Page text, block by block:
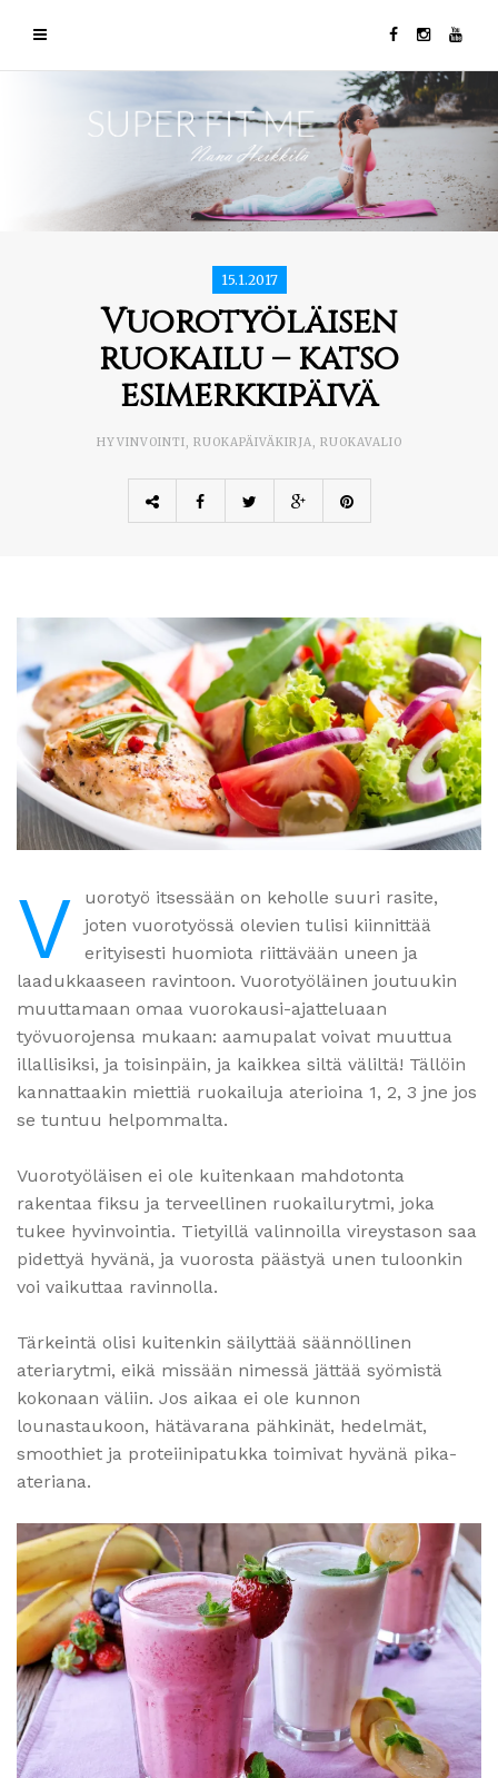
15.1.2017
Vuorotyöläisen
ruokailu – katso
esimerkkipäivä
HYVINVOINTI, RUOKAPÄIVÄKIRJA, RUOKAVALIO
V
uorotyö itsessään on keholle suuri rasite,
joten vuorotyössä olevien tulisi kiinnittää
erityisesti huomiota riittävään uneen ja
laadukkaaseen ravintoon. Vuorotyöläinen joutuukin
muuttamaan omaa vuorokausi-ajatteluaan
työvuorojensa mukaan: aamupalat voivat muuttua
illallisiksi, ja toisinpäin, ja kaikkea siltä väliltä! Tällöin
kannattaakin miettiä ruokailuja aterioina 1, 2, 3 jne jos
se tuntuu helpommalta.
Vuorotyöläisen ei ole kuitenkaan mahdotonta
rakentaa fiksu ja terveellinen ruokailurytmi, joka
tukee hyvinvointia. Tietyillä valinnoilla vireystason saa
pidettyä hyvänä, ja vuorosta päästyä unen tuloonkin
voi vaikuttaa ravinnolla.
Tärkeintä olisi kuitenkin säilyttää säännöllinen
ateriarytmi, eikä missään nimessä jättää syömistä
kokonaan väliin. Jos aikaa ei ole kunnon
lounastaukoon, hätävarana pähkinät, hedelmät,
smoothiet ja proteiinipatukka toimivat hyvänä pika-
ateriana.